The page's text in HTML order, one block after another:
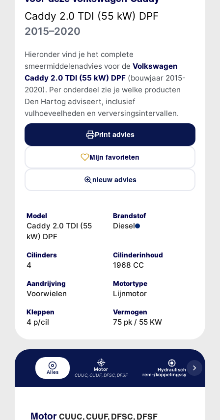
Caddy 2.0 TDI (55 kW) DPF
2015–2020
Hieronder vind je het complete
smeermiddelenadvies voor de Volkswagen
Caddy 2.0 TDI (55 kW) DPF(bouwjaar 2015-
2020). Per onderdeel zie je welke producten
Den Hartog adviseert, inclusief
vulhoeveelheden en verversingsintervallen.
Print advies
Mijn favorieten
nieuw advies
Model
Caddy 2.0 TDI (55
kW) DPF
Brandstof
Diesel
Cilinders
4
Cilinderinhoud
1968 CC
Aandrijving
Voorwielen
Motortype
Lijnmotor
Kleppen
4 p/cil
Vermogen
75 pk / 55 KW
Alles
Motor
CUUC, CUUF, DFSC, DFSF
Hydraulisch
rem-/koppelingssysteem
Motor CUUC, CUUF, DFSC, DFSF